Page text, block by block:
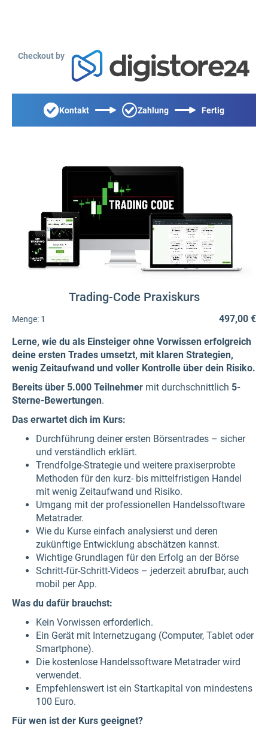
Checkout by
Kontakt Zahlung Fertig
Trading-Code Praxiskurs
Menge: 1
497,00 €
Lerne, wie du als Einsteiger ohne Vorwissen erfolgreich
deine ersten Trades umsetzt, mit klaren Strategien,
wenig Zeitaufwand und voller Kontrolle über dein Risiko.
Bereits über 5.000 Teilnehmer mit durchschnittlich 5-
Sterne-Bewertungen.
Das erwartet dich im Kurs:
Durchführung deiner ersten Börsentrades – sicher
und verständlich erklärt.
Trendfolge-Strategie und weitere praxiserprobte
Methoden für den kurz- bis mittelfristigen Handel
mit wenig Zeitaufwand und Risiko.
Umgang mit der professionellen Handelssoftware
Metatrader.
Wie du Kurse einfach analysierst und deren
zukünftige Entwicklung abschätzen kannst.
Wichtige Grundlagen für den Erfolg an der Börse
Schritt-für-Schritt-Videos – jederzeit abrufbar, auch
mobil per App.
Was du dafür brauchst:
Kein Vorwissen erforderlich.
Ein Gerät mit Internetzugang (Computer, Tablet oder
Smartphone).
Die kostenlose Handelssoftware Metatrader wird
verwendet.
Empfehlenswert ist ein Startkapital von mindestens
100 Euro.
Für wen ist der Kurs geeignet?